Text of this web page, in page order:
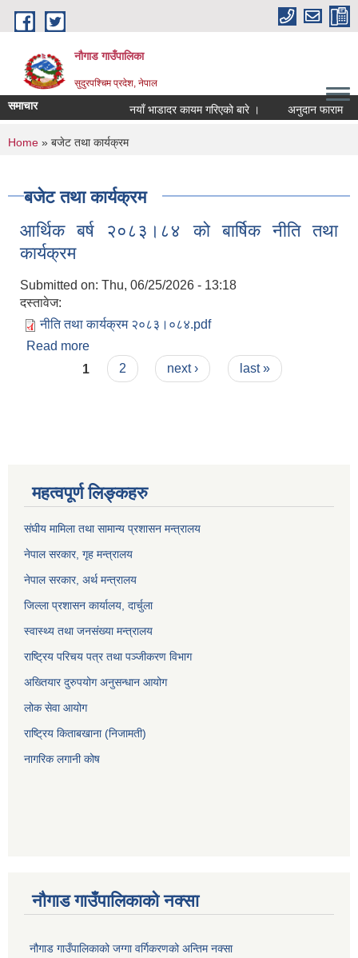
Skip to main content
नौगाड गाउँपालिका
सुदुरपश्चिम प्रदेश, नेपाल
समाचार नयाँ भाडादर कायम गरिएको बारे । अनुदान फाराम
You are here
Home » बजेट तथा कार्यक्रम
बजेट तथा कार्यक्रम
आर्थिक बर्ष २०८३।८४ को बार्षिक नीति तथा
कार्यक्रम
Submitted on: Thu, 06/25/2026 - 13:18
दस्तावेज:
नीति तथा कार्यक्रम २०८३।०८४.pdf
Read more
कार्यक्रम
Pages
1 2 next › last »
महत्वपूर्ण लिङ्कहरु
संघीय मामिला तथा सामान्य प्रशासन मन्त्रालय
नेपाल सरकार, गृह मन्त्रालय
नेपाल सरकार, अर्थ मन्त्रालय
जिल्ला प्रशासन कार्यालय, दार्चुला
स्वास्थ्य तथा जनसंख्या मन्त्रालय
राष्ट्रिय परिचय पत्र तथा पञ्जीकरण विभाग
अख्तियार दुरुपयोग अनुसन्धान आयोग
लोक सेवा आयोग
राष्ट्रिय किताबखाना (निजामती)
नागरिक लगानी कोष
नौगाड गाउँपालिकाको नक्सा
नौगाड गाउँपालिकाको जग्गा वर्गिकरणको अन्तिम नक्सा